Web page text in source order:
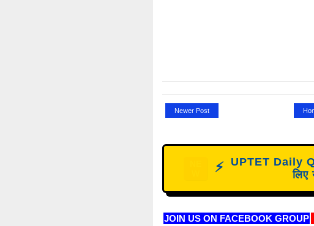
Newer Post
⚡
UPTET Daily
लिए
JOIN US ON FACEBOOK GROUP